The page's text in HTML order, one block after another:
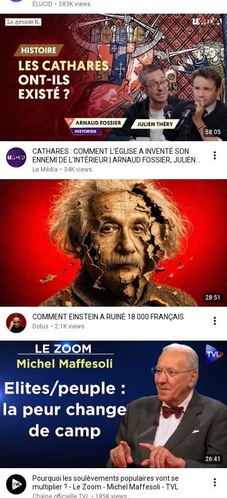
ÉLUCID • 583K views
58:05
CATHARES : COMMENT L’ÉGLISE A INVENTÉ SON
ENNEMI DE L'INTÉRIEUR | ARNAUD FOSSIER, JULIEN
THÉRY
Le Média • 34K views
28:51
COMMENT EINSTEIN A RUINÉ 18 000 FRANÇAIS
Dolus • 2.1K views
26:41
Pourquoi les soulèvements populaires vont se
multiplier ? - Le Zoom - Michel Maffesoli - TVL
Chaîne officielle TVL • 185K views